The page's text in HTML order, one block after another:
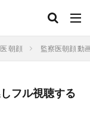
朝顔 監察医朝顔 動
フル視聴する